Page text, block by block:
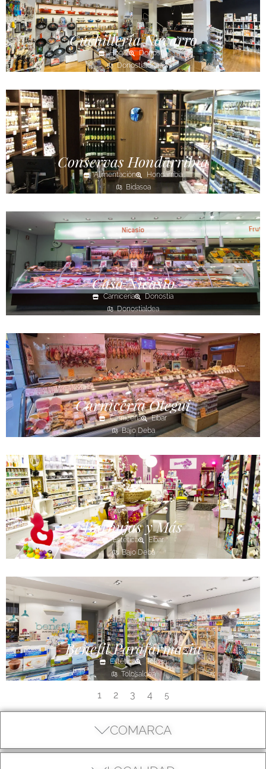
COMARCA
Cuchillería Navarro
Hogar
Donostia
Donostialdea
Conservas Hondarribia
Alimentación
Hondarribia
Bidasoa
Casa Nicasio
Carnicería
Donostia
Donostialdea
Carnicería Otegui
Carnicería
Eibar
Bajo Deba
Burbujas y Más
Estética
Eibar
Bajo Deba
Benefit Parafarmazia
Estética
Tolosa
Tolosaldea
1 2 3 4 5